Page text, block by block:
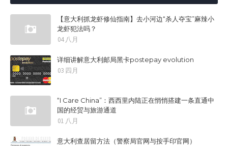
【意大利抓龙虾修仙指南】去小河边“杀人夺宝”麻辣小
龙虾犯法吗？
04 八月
详细讲解意大利邮局黑卡postepay evolution
03 四月
“I Care China”：西西里内陆正在悄悄搭建一条直通中
国的经贸与旅游通道
01 八月
意大利查居留方法（警察局官网与按手印官网）